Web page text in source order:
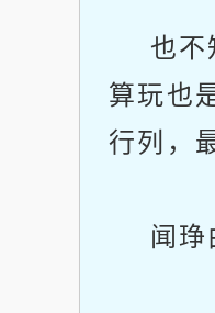
也不
算玩也
行列，
闻琤